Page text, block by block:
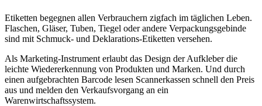
Etiketten begegnen allen Verbrauchern zigfach im täglichen Leben.
Flaschen, Gläser, Tuben, Tiegel oder andere Verpackungsgebinde
sind mit Schmuck- und Deklarations-Etiketten versehen.
Als Marketing-Instrument erlaubt das Design der Aufkleber die
leichte Wiedererkennung von Produkten und Marken. Und durch
einen aufgebrachten Barcode lesen Scannerkassen schnell den Preis
aus und melden den Verkaufsvorgang an ein
Warenwirtschaftssystem.